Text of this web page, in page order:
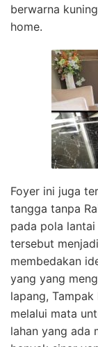
berwarna
home.
Foyer ini juga
tangga tanpa
pada pola
tersebut
membedakan
yang yang
lapang,
melalui mata
lahan yang ada